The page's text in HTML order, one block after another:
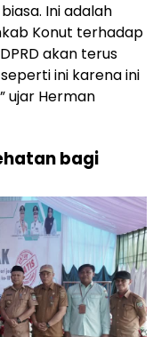
Ini adalah
Konut terhadap
akan terus
ini karena ini
ujar Herman
bagi